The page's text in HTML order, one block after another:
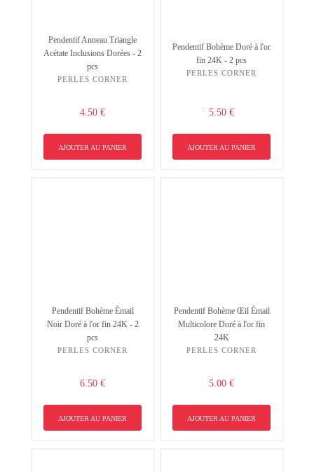
Pendentif Anneau Triangle
Acétate Inclusions Dorées - 2
pcs
PERLES CORNER
4.50 €
AJOUTER AU PANIER
Pendentif Bohème Doré à l'or
fin 24K - 2 pcs
PERLES CORNER
5.50 €
AJOUTER AU PANIER
Pendentif Bohème Émail
Noir Doré à l'or fin 24K - 2
pcs
PERLES CORNER
6.50 €
AJOUTER AU PANIER
Pendentif Bohème Œil Émail
Multicolore Doré à l'or fin
24K
PERLES CORNER
5.00 €
AJOUTER AU PANIER